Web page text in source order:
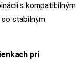
s kompatibilným
stabilným
pri